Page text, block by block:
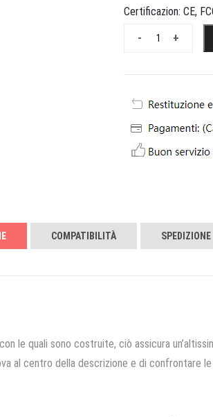
Certificazion: CE,
+
-
COMPATIBILITÀ
le quali sono costruite, ciò assicura
al centro della descrizione e di confrontare